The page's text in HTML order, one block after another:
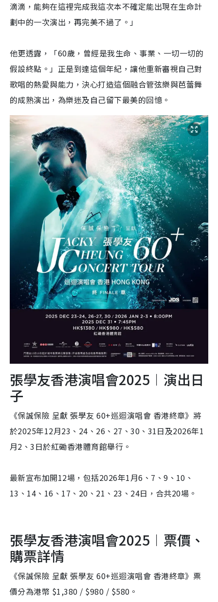
滴滴， 能夠在這裡完成我這次本不確定能出現在生命計
劃中的一次演出， 再完美不過了。」
他更透露，「60歲，曾經是我生命、事業、一切一切的
假設終點。 」正是到達這個年紀，讓他重新審視自己對
歌唱的熱愛與能力， 決心打造這個融合管弦樂與芭蕾舞
的成熟演出， 為樂迷及自己留下最美的回憶。
張學友香港演唱會2025︱演出日
子
《保誠保險 呈獻 張學友 60+巡迴演唱會 香港終章》將
於2025年12月23、24、26、27、30、 31日及2026年1
月2、3日於紅磡香港體育館舉行。
最新宣布加開12場，包括2026年1月6、7、9、10、
13、14、16、17、20、21、23、24日， 合共20場。
張學友香港演唱會2025︱票價、
購票詳情
《保誠保險 呈獻 張學友 60+巡迴演唱會 香港終章》票
價分為港幣 $1,380 / $980 / $580。